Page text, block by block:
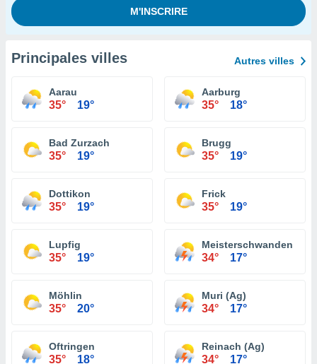
Principales villes Autres villes
Aarau
35° 19°
Aarburg
35° 18°
Bad Zurzach
35° 19°
Brugg
35° 19°
Dottikon
35° 19°
Frick
35° 19°
Lupfig
35° 19°
Meisterschwanden
34° 17°
Möhlin
35° 20°
Muri (Ag)
34° 17°
Oftringen
35° 18°
Reinach (Ag)
34° 17°